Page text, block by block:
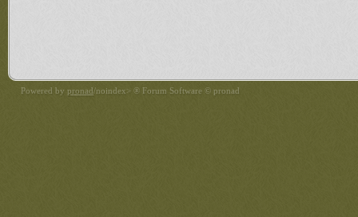
Powered by pronad/noindex> ® Forum Software © pronad